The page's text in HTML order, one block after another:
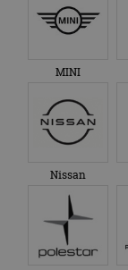
MINI
Nissan